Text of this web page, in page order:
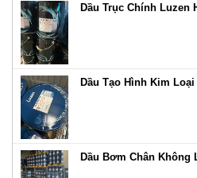
Dầu Trục Chính Luzen
Dầu Tạo Hình Kim
Dầu Bơm Chân Không